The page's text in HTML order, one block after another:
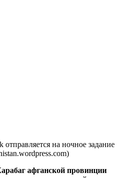
на ночное задание
афганской провинции